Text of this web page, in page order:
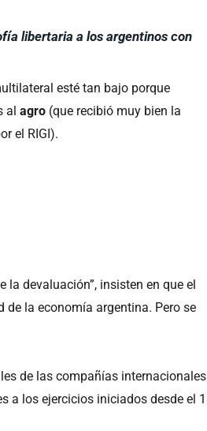
libertaria a los argentinos con
esté tan bajo porque
alagro (que recibió muy bien la
el RIGI).
la devaluación”, insisten en que el
la economía argentina. Pero se
de las compañías internacionales
a los ejercicios iniciados desde el 1